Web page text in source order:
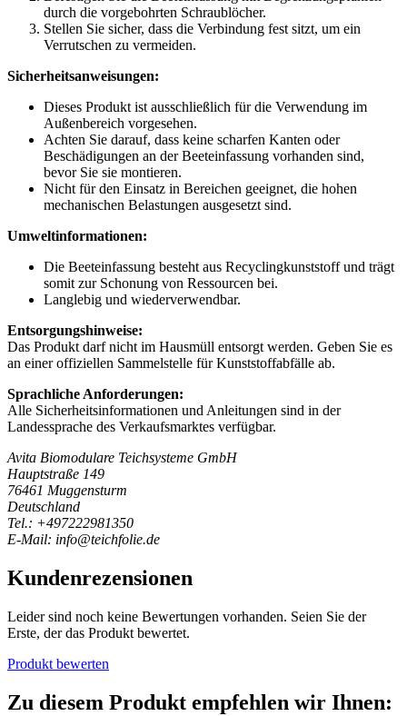
durch die vorgebohrten Schraublöcher.
Stellen Sie sicher, dass die Verbindung fest sitzt, um ein
Verrutschen zu vermeiden.
Sicherheitsanweisungen:
Dieses Produkt ist ausschließlich für die Verwendung im
Außenbereich vorgesehen.
Achten Sie darauf, dass keine scharfen Kanten oder
Beschädigungen an der Beeteinfassung vorhanden sind,
bevor Sie sie montieren.
Nicht für den Einsatz in Bereichen geeignet, die hohen
mechanischen Belastungen ausgesetzt sind.
Umweltinformationen:
Die Beeteinfassung besteht aus Recyclingkunststoff und trägt
somit zur Schonung von Ressourcen bei.
Langlebig und wiederverwendbar.
Entsorgungshinweise:
Das Produkt darf nicht im Hausmüll entsorgt werden. Geben Sie es
an einer offiziellen Sammelstelle für Kunststoffabfälle ab.
Sprachliche Anforderungen:
Alle Sicherheitsinformationen und Anleitungen sind in der
Landessprache des Verkaufsmarktes verfügbar.
Avita Biomodulare Teichsysteme GmbH
Hauptstraße 149
76461 Muggensturm
Deutschland
Tel.: +497222981350
E-Mail: info@teichfolie.de
Kundenrezensionen
Leider sind noch keine Bewertungen vorhanden. Seien Sie der
Erste, der das Produkt bewertet.
Produkt bewerten
Zu diesem Produkt empfehlen wir Ihnen: